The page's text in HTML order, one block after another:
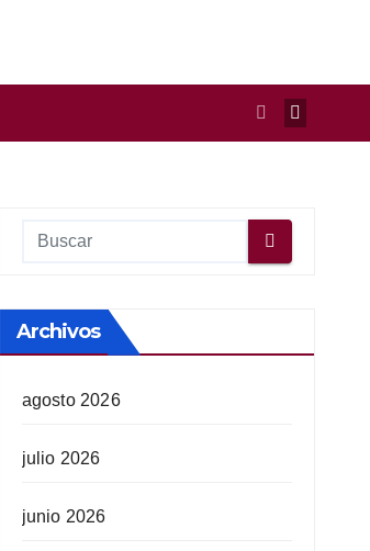
Archivos
agosto 2026
julio 2026
junio 2026